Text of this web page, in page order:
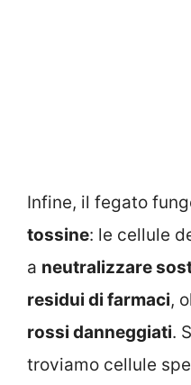
Infine, il fegato
tossine: le cellule
a neutralizzare
residui di farmaci,
rossi danneggiati.
troviamo cellule